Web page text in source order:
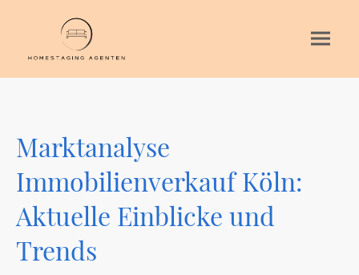
Marktanalyse
Immobilienverkauf Köln:
Aktuelle Einblicke und
Trends